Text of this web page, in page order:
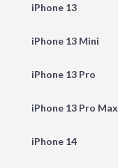
iPhone 13
iPhone 13 Mini
iPhone 13 Pro
iPhone 13 Pro Max
iPhone 14